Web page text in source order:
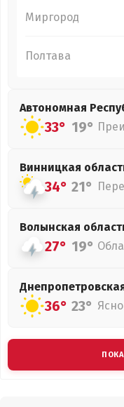
Миргород
Полтава
Автономная
33° 19°
Винницкая
34° 21°
Волынская
27° 19°
36° 23° Ясно